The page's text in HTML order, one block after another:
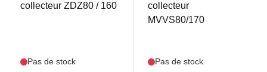
collecteur ZDZ80 / 160
Pas de stock
collecteur
MVVS80/170
Pas de stock